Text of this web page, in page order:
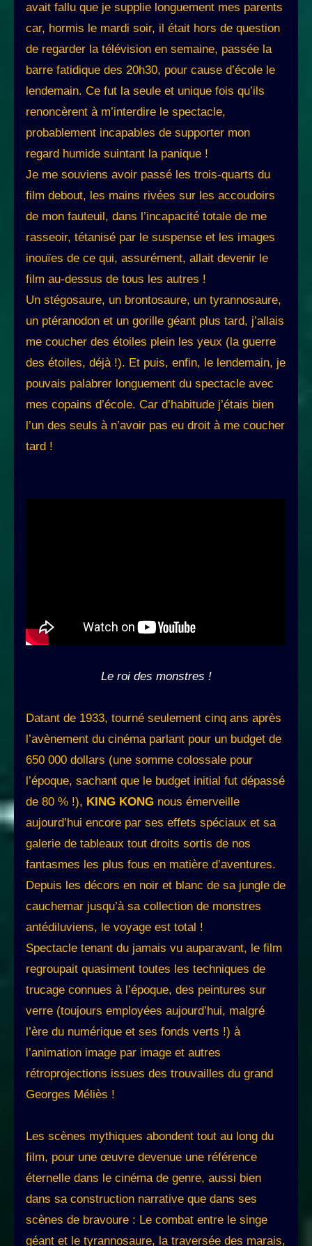
avait fallu que je supplie longuement mes parents
car, hormis le mardi soir, il était hors de question
de regarder la télévision en semaine, passée la
barre fatidique des 20h30, pour cause d’école le
lendemain. Ce fut la seule et unique fois qu’ils
renoncèrent à m’interdire le spectacle,
probablement incapables de supporter mon
regard humide suintant la panique !
Je me souviens avoir passé les trois-quarts du
film debout, les mains rivées sur les accoudoirs
de mon fauteuil, dans l’incapacité totale de me
rasseoir, tétanisé par le suspense et les images
inouïes de ce qui, assurément, allait devenir le
film au-dessus de tous les autres !
Un stégosaure, un brontosaure, un tyrannosaure,
un ptéranodon et un gorille géant plus tard, j’allais
me coucher des étoiles plein les yeux (la guerre
des étoiles, déjà !). Et puis, enfin, le lendemain, je
pouvais palabrer longuement du spectacle avec
mes copains d’école. Car d’habitude j’étais bien
l’un des seuls à n’avoir pas eu droit à me coucher
tard !
Le roi des monstres !
Datant de 1933, tourné seulement cinq ans après
l’avènement du cinéma parlant pour un budget de
650 000 dollars (une somme colossale pour
l’époque, sachant que le budget initial fut dépassé
de 80 % !), KING KONG nous émerveille
aujourd’hui encore par ses effets spéciaux et sa
galerie de tableaux tout droits sortis de nos
fantasmes les plus fous en matière d’aventures.
Depuis les décors en noir et blanc de sa jungle de
cauchemar jusqu’à sa collection de monstres
antédiluviens, le voyage est total !
Spectacle tenant du jamais vu auparavant, le film
regroupait quasiment toutes les techniques de
trucage connues à l’époque, des peintures sur
verre (toujours employées aujourd’hui, malgré
l’ère du numérique et ses fonds verts !) à
l’animation image par image et autres
rétroprojections issues des trouvailles du grand
Georges Méliès !
Les scènes mythiques abondent tout au long du
film, pour une œuvre devenue une référence
éternelle dans le cinéma de genre, aussi bien
dans sa construction narrative que dans ses
scènes de bravoure : Le combat entre le singe
géant et le tyrannosaure, la traversée des marais,